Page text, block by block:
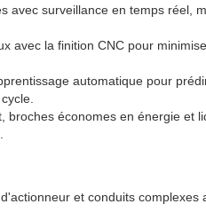
avec surveillance en temps réel,
avec la finition CNC pour
automatique pour
broches économes en énergie et
et conduits complexes